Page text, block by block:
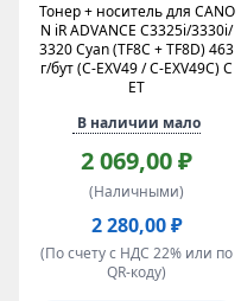
Тонер + носитель для CANO
N iR ADVANCE C3325i/3330i/
3320 Cyan (TF8C + TF8D) 463
г/бут (C-EXV49 / C-EXV49C) C
ET
В наличии мало
2 069,00 ₽
(Наличными)
2 280,00 ₽
(По счету с НДС 22% или по
QR-коду)